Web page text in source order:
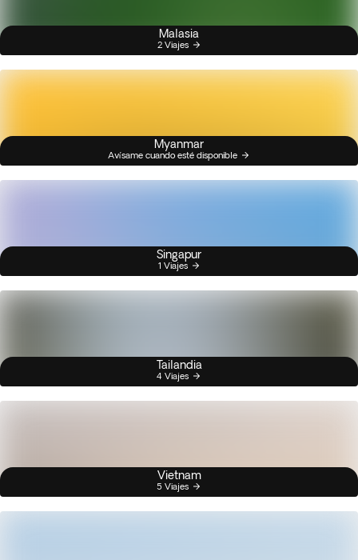
Malasia
2 Viajes
Myanmar
Avísame cuando esté disponible
Singapur
1 Viajes
Tailandia
4 Viajes
Vietnam
5 Viajes